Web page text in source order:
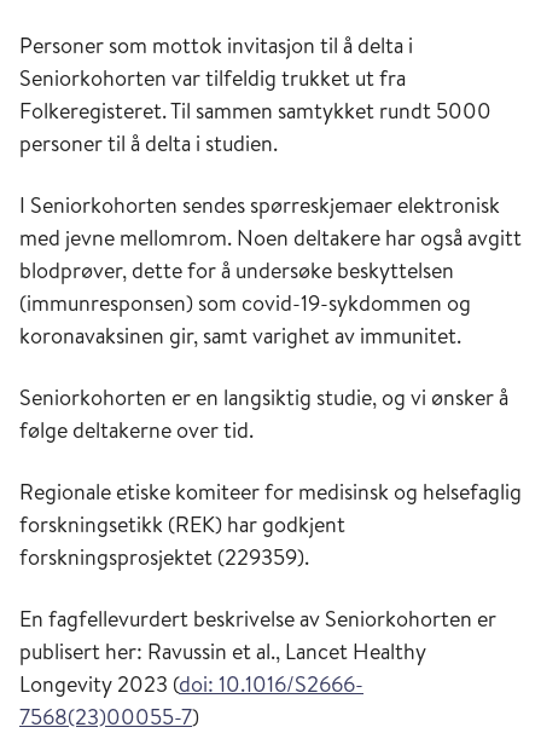
Personer som mottok invitasjon til å delta i
Seniorkohorten var tilfeldig trukket ut fra
Folkeregisteret. Til sammen samtykket rundt 5000
personer til å delta i studien.
I Seniorkohorten sendes spørreskjemaer elektronisk
med jevne mellomrom. Noen deltakere har også avgitt
blodprøver, dette for å undersøke beskyttelsen
(immunresponsen) som covid-19-sykdommen og
koronavaksinen gir, samt varighet av immunitet.
Seniorkohorten er en langsiktig studie, og vi ønsker å
følge deltakerne over tid.
Regionale etiske komiteer for medisinsk og helsefaglig
forskningsetikk (REK) har godkjent
forskningsprosjektet (229359).
En fagfellevurdert beskrivelse av Seniorkohorten er
publisert her: Ravussin et al., Lancet Healthy
Longevity 2023 (doi: 10.1016/S2666-
7568(23)00055-7)